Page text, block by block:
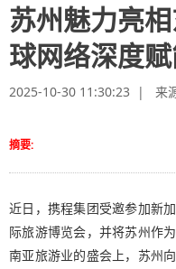
苏州魅力亮
球网络深度
2025-10-30 11:30:23 | 来源
摘要:
近日，携程集团受邀参加新
际旅游博览会，并将苏州作
南亚旅游业的盛会上，苏州